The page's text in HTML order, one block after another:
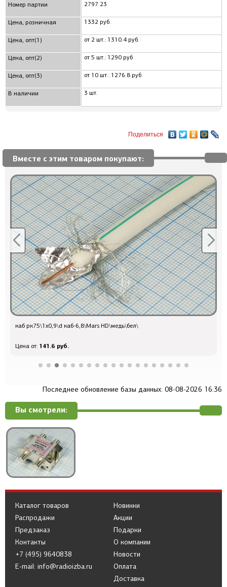
Номер партии
Цена, розничная
Цена, опт(1)
Цена, опт(2)
Цена, опт(3)
В наличии
2797.23
1332 руб.
от 2 шт.: 1310.4 руб.
от 5 шт.: 1290 руб
от 10 шт.: 1276.8 руб
3 шт.
Поделиться
Вместе с этим товаром покупают:
каб рк75\1x0,9\d каб-6,8\Mars HD\медь\бел\
Цена от: 141.6 руб.
Последнее обновление базы данных: 08-08-2026 16:36
Вы смотрели:
Каталог товаров
Распродажи
Предзаказ
Новинки
Акции
Подарки
Контакты
+7 (495) 9640838
E-mail: info@radioizba.ru
О компании
Новости
Оплата
Доставка